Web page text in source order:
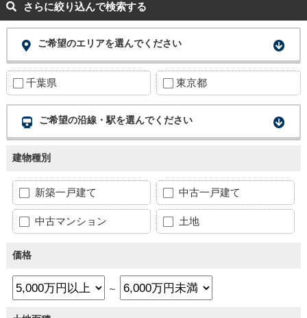
さらに絞り込んで検索する
ご希望のエリアを選んでください
千葉県 東京都
ご希望の沿線・駅を選んでください
建物種別
新築一戸建て 中古一戸建て
中古マンション 土地
価格
～